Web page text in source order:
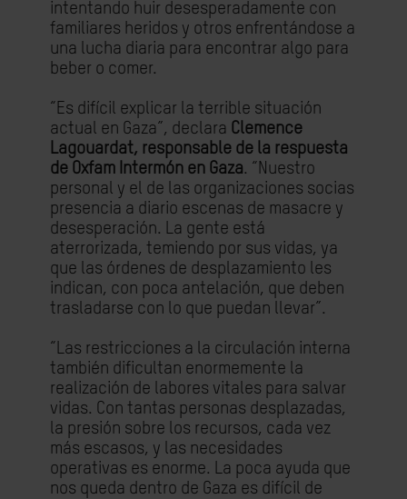
intentando huir desesperadamente con
familiares heridos y otros enfrentándose a
una lucha diaria para encontrar algo para
beber o comer.
“Es difícil explicar la terrible situación
actual en Gaza”, declara Clemence
Lagouardat, responsable de la respuesta
de Oxfam Intermón en Gaza. “Nuestro
personal y el de las organizaciones socias
presencia a diario escenas de masacre y
desesperación. La gente está
aterrorizada, temiendo por sus vidas, ya
que las órdenes de desplazamiento les
indican, con poca antelación, que deben
trasladarse con lo que puedan llevar”.
“Las restricciones a la circulación interna
también dificultan enormemente la
realización de labores vitales para salvar
vidas. Con tantas personas desplazadas,
la presión sobre los recursos, cada vez
más escasos, y las necesidades
operativas es enorme. La poca ayuda que
nos queda dentro de Gaza es difícil de